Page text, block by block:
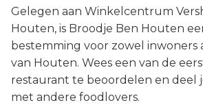
Gelegen aan Winkelcentrum
Houten, is Broodje Ben Houten
bestemming voor zowel inwoners
van Houten. Wees een van de
restaurant te beoordelen en deel
met andere foodlovers.